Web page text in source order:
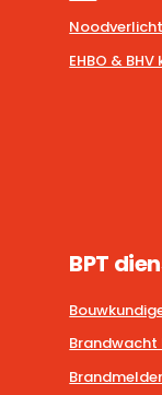
EHBO &
BPT
Brandwacht